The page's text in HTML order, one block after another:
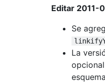
Editar 2011-
Se
La